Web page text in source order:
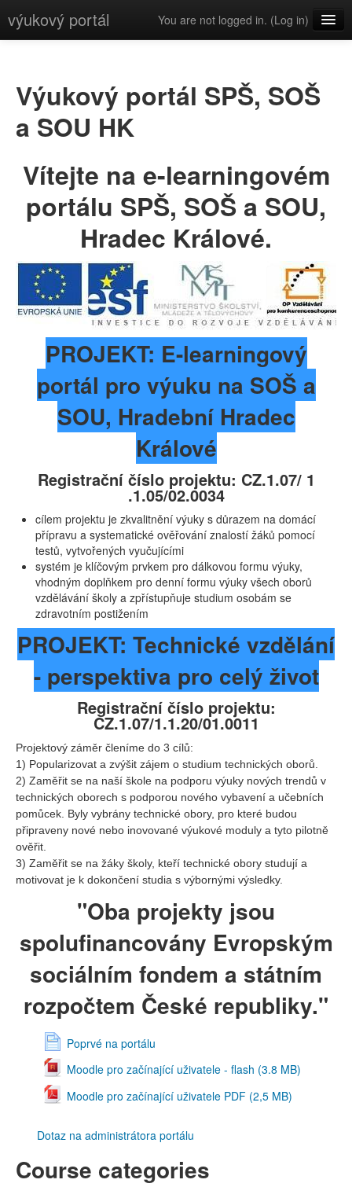
výukový portál You are not logged in. (Log in)
Výukový portál SPŠ, SOŠ
a SOU HK
Vítejte na e-learningovém
portálu SPŠ, SOŠ a SOU,
Hradec Králové.
PROJEKT: E-learningový
portál pro výuku na SOŠ a
SOU, Hradební Hradec
Králové
Registrační číslo projektu: CZ.1.07/ 1
.1.05/02.0034
cílem projektu je zkvalitnění výuky s důrazem na domácí
přípravu a systematické ověřování znalostí žáků pomocí
testů, vytvořených vyučujícími
systém je klíčovým prvkem pro dálkovou formu výuky,
vhodným doplňkem pro denní formu výuky všech oborů
vzdělávání školy a zpřístupňuje studium osobám se
zdravotním postižením
PROJEKT: Technické vzdělání
- perspektiva pro celý život
Registrační číslo projektu:
CZ.1.07/1.1.20/01.0011
Projektový záměr členíme do 3 cílů:
1) Popularizovat a zvýšit zájem o studium technických oborů.
2) Zaměřit se na naší škole na podporu výuky nových trendů v
technických oborech s podporou nového vybavení a učebních
pomůcek. Byly vybrány technické obory, pro které budou
připraveny nové nebo inovované výukové moduly a tyto pilotně
ověřit.
3) Zaměřit se na žáky školy, kteří technické obory studují a
motivovat je k dokončení studia s výbornými výsledky.
"Oba projekty jsou
spolufinancovány Evropským
sociálním fondem a státním
rozpočtem České republiky."
Poprvé na portálu
Moodle pro začínající uživatele - flash (3.8 MB)
Moodle pro začínající uživatele PDF (2,5 MB)
Dotaz na administrátora portálu
Course categories